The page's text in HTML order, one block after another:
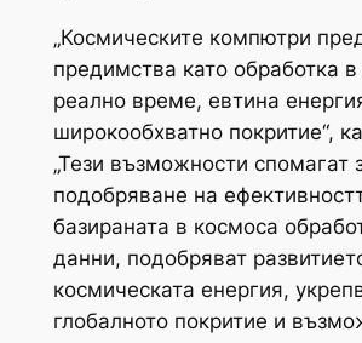
„Космическите компютри
предимства като обработка в
реално време, евтина
широкообхватно покритие“,
„Тези възможности спомагат
подобряване на
базираната в космоса
данни, подобряват
космическата енергия,
глобалното покритие и